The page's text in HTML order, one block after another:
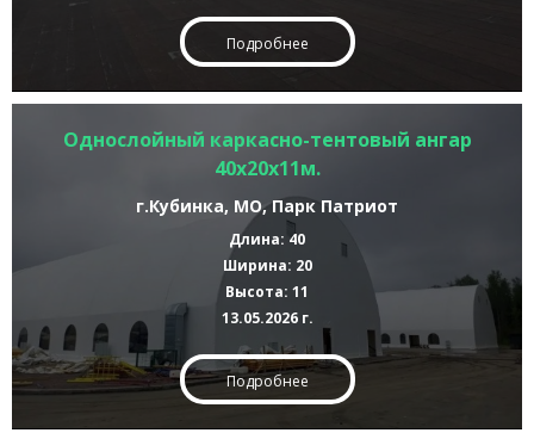
Подробнее
Однослойный каркасно-тентовый ангар
40х20х11м.
г.Кубинка, МО, Парк Патриот
Длина: 40
Ширина: 20
Высота: 11
13.05.2026 г.
Подробнее